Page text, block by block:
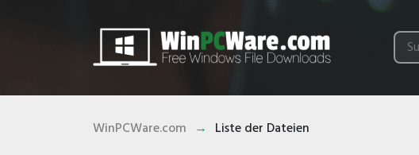
WinPCWare.com Liste der Dateien